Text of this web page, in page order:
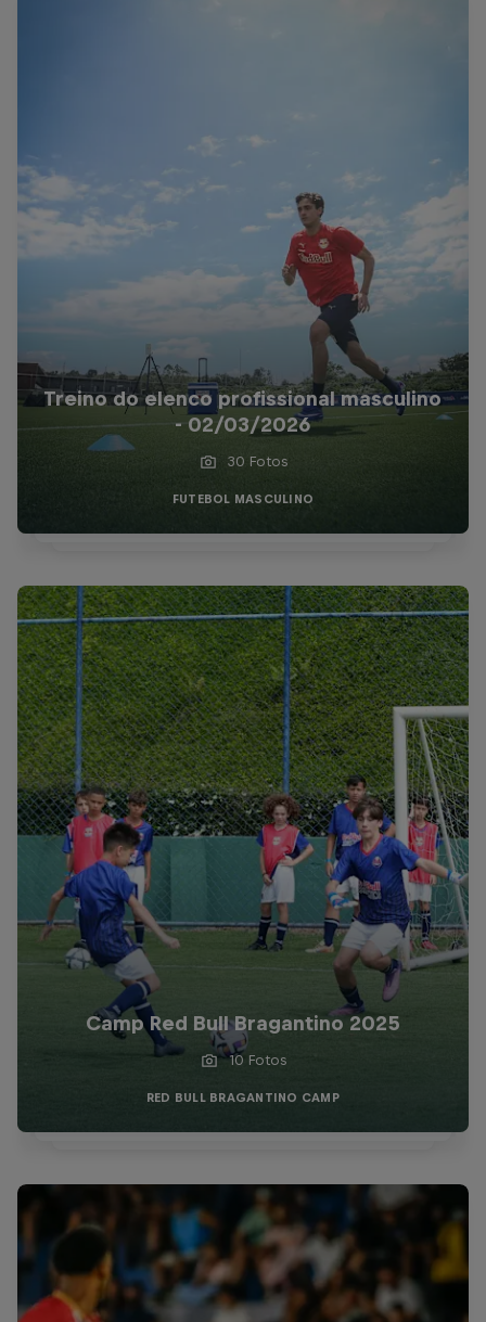
Treino do elenco profissional masculino
- 02/03/2026
30 Fotos
FUTEBOL MASCULINO
Camp Red Bull Bragantino 2025
10 Fotos
RED BULL BRAGANTINO CAMP